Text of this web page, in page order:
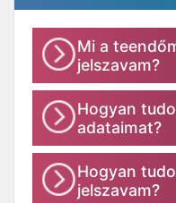
Mi a
jelszavam?
Hogyan
adataimat?
Hogyan
jelszavam?